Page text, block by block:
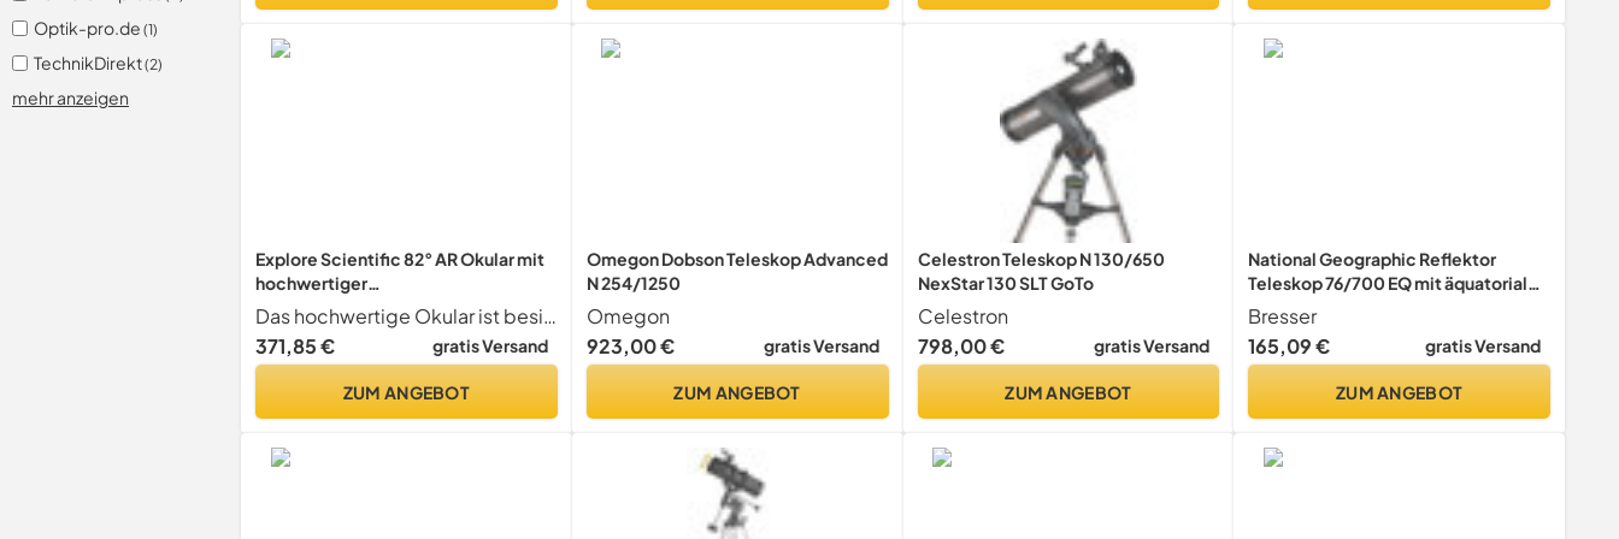
Optik-pro.de (1)
TechnikDirekt(2)
mehr anzeigen
Explore Scientific 82° AR Okular mit
hochwertiger
Mehrschichtvergütung, wasserdicht
mit Schutzgas gefüllt
Das hochwertige Okular ist besitzt ein großes und enorm scharfes Eigengesichtsfeld von 82 , ist wasserdicht und mit Schutzgas gefüllt. Die Gasfüllung verhindert das Beschlagen und Eindringen von Staub und Feuchtigkeit.
371,85 €
gratis Versand
ZUM ANGEBOT
Omegon Dobson Teleskop Advanced
N 254/1250
Omegon
923,00 €
gratis Versand
ZUM ANGEBOT
Celestron Teleskop N 130/650
NexStar 130 SLT GoTo
Celestron
798,00 €
gratis Versand
ZUM ANGEBOT
National Geographic Reflektor
Teleskop 76/700 EQ mit äquatorialer
Montierung, Stativ, Smartphone
Kamera Adapter und umfangreichem
Zubehör
Bresser
165,09 €
gratis Versand
ZUM ANGEBOT